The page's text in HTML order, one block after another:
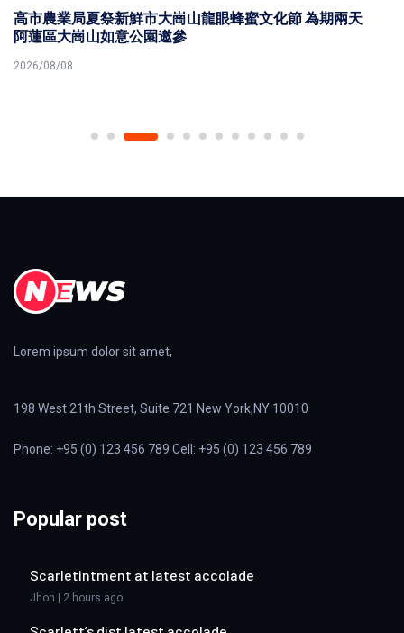
高市農業局夏祭新鮮市大崗山龍眼蜂蜜文化節 為期兩天
阿蓮區大崗山如意公園邀參
2026/08/08
Lorem ipsum dolor sit amet,
198 West 21th Street, Suite 721 New York,NY 10010
Phone: +95 (0) 123 456 789 Cell: +95 (0) 123 456 789
Popular post
Scarletintment at latest accolade
Jhon | 2 hours ago